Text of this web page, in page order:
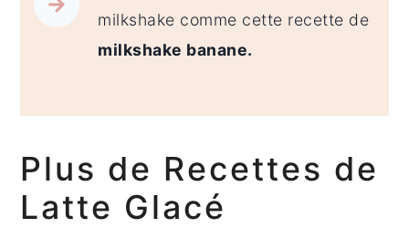
milkshake comme cette recette de
milkshake banane.
Plus de Recettes de
Latte Glacé